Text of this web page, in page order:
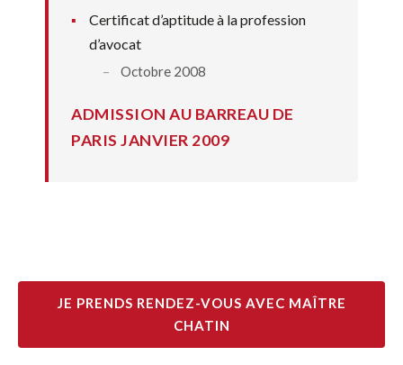
Certificat d’aptitude à la profession
d’avocat
Octobre 2008
ADMISSION AU BARREAU DE
PARIS JANVIER 2009
JE PRENDS RENDEZ-VOUS AVEC MAÎTRE
CHATIN